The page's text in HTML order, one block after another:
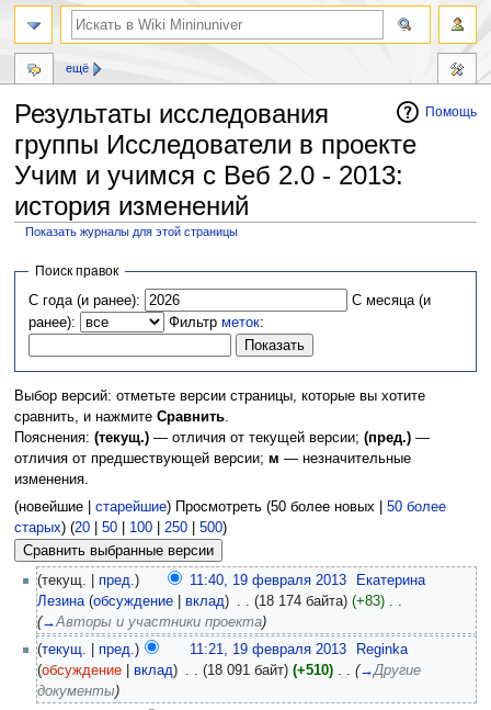
Помощь
Результаты исследования
группы Исследователи в проекте
Учим и учимся с Веб 2.0 - 2013:
история изменений
Показать журналы для этой страницы
Перейти
навигации
Перейти
поиску
Поиск правок
С года (и ранее):
С месяца (и
ранее):
Фильтрметок:
Выбор версий: отметьте версии страницы, которые вы хотите
сравнить, и нажмите Сравнить.
Пояснения: (текущ.)— отличия от текущей версии; (пред.)—
отличия от предшествующей версии; м — незначительные
изменения.
(новейшие | старейшие) Просмотреть (50 более новых | 50 более
старых) (20| 50| 100| 250| 500)
(текущ. | пред. ) 11:40, 19 февраля 2013
Екатерина
Лезина (обсуждение вклад) (18 174 байта) (+83)‎
(→Авторы и участники проекта)
(текущ. пред.) 11:21, 19 февраля 2013
Reginka
(обсуждение вклад) . . (18 091 байт) (+510)‎ . . (→Другие
документы)
ещё